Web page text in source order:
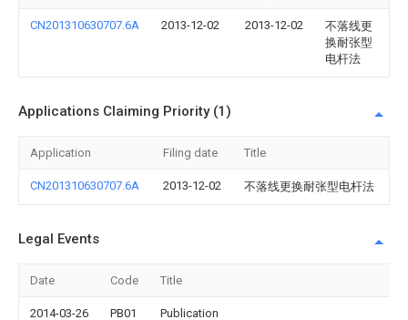
CN201310630707.6A 2013-12-02 2013-12-02
不落线更
换耐张型
电杆法
Applications Claiming Priority (1)
Application Filing date Title
CN201310630707.6A 2013-12-02 不落线更换耐张型电杆法
Legal Events
Date Code Title
2014-03-26 PB01 Publication